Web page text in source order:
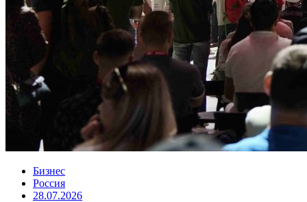
Бизнес
Россия
28.07.2026